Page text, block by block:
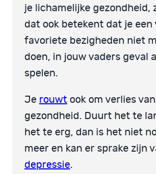
je lichamelijke gezondheid,
dat ook betekent dat je een
favoriete bezigheden niet
doen, in jouw vaders geval
spelen.
Je rouwt ook om verlies
gezondheid. Duurt het te
het te erg, dan is het niet
meer en kan er sprake zijn
depressie.